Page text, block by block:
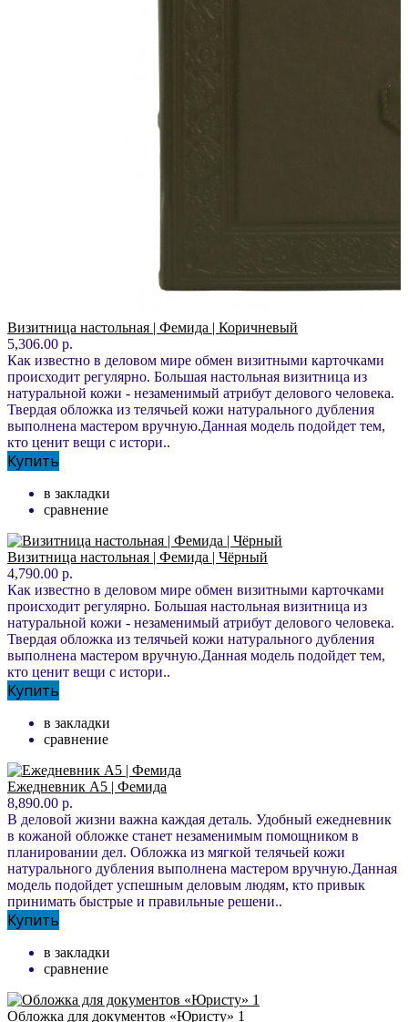
Визитница настольная | Фемида | Коричневый
5,306.00 р.
Как известно в деловом мире обмен визитными карточками
происходит регулярно. Большая настольная визитница из
натуральной кожи - незаменимый атрибут делового человека.
Твердая обложка из телячьей кожи натурального дубления
выполнена мастером вручную.Данная модель подойдет тем,
кто ценит вещи с истори..
Купить
в закладки
сравнение
Визитница настольная | Фемида | Чёрный
4,790.00 р.
Как известно в деловом мире обмен визитными карточками
происходит регулярно. Большая настольная визитница из
натуральной кожи - незаменимый атрибут делового человека.
Твердая обложка из телячьей кожи натурального дубления
выполнена мастером вручную.Данная модель подойдет тем,
кто ценит вещи с истори..
Купить
в закладки
сравнение
Ежедневник А5 | Фемида
8,890.00 р.
В деловой жизни важна каждая деталь. Удобный ежедневник
в кожаной обложке станет незаменимым помощником в
планировании дел. Обложка из мягкой телячьей кожи
натурального дубления выполнена мастером вручную.Данная
модель подойдет успешным деловым людям, кто привык
принимать быстрые и правильные решени..
Купить
в закладки
сравнение
Обложка для документов «Юристу» 1